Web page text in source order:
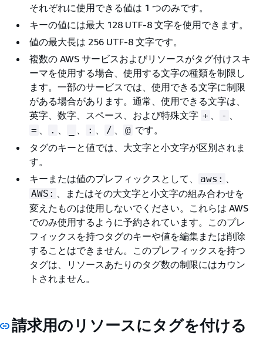
それぞれに使用できる値は 1 つのみです。
キーの値には最大 128 UTF-8 文字を使用できます。
値の最大長は 256 UTF-8 文字です。
複数の AWS サービスおよびリソースがタグ付けスキ
ーマを使用する場合、使用する文字の種類を制限し
ます。一部のサービスでは、使用できる文字に制限
がある場合があります。通常、使用できる文字は、
英字、数字、スペース、および特殊文字 + -
= . : / @ です。
タグのキーと値では、大文字と小文字が区別されま
す。
キーまたは値のプレフィックスとして、
aws:
AWS:
、またはその大文字と小文字の組み合わせを
変えたものは使用しないでください。これらは AWS
でのみ使用するように予約されています。このプレ
フィックスを持つタグのキーや値を編集または削除
することはできません。このプレフィックスを持つ
タグは、リソースあたりのタグ数の制限にはカウン
トされません。
請求用のリソースにタグを付ける